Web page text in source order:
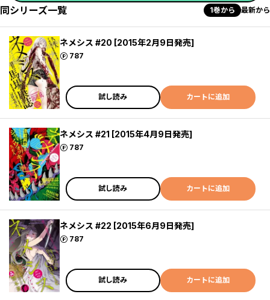
同シリーズ一覧 1巻から 最新から
ネメシス #20 [2015年2月9日発売]
787
ポイント
試し読み カートに追加
ネメシス #21 [2015年4月9日発売]
787
ポイント
試し読み カートに追加
ネメシス #22 [2015年6月9日発売]
787
ポイント
試し読み カートに追加